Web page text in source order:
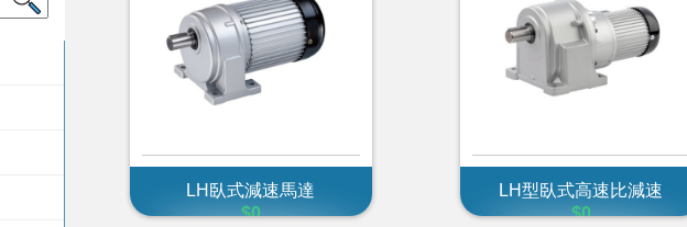
LH臥式減速馬達
$0
LH型臥式高速比減速
$0